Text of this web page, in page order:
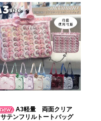
A3軽量 両面クリア
サテンフリルトートバッグ